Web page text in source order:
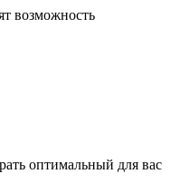
возможность
оптимальный для вас